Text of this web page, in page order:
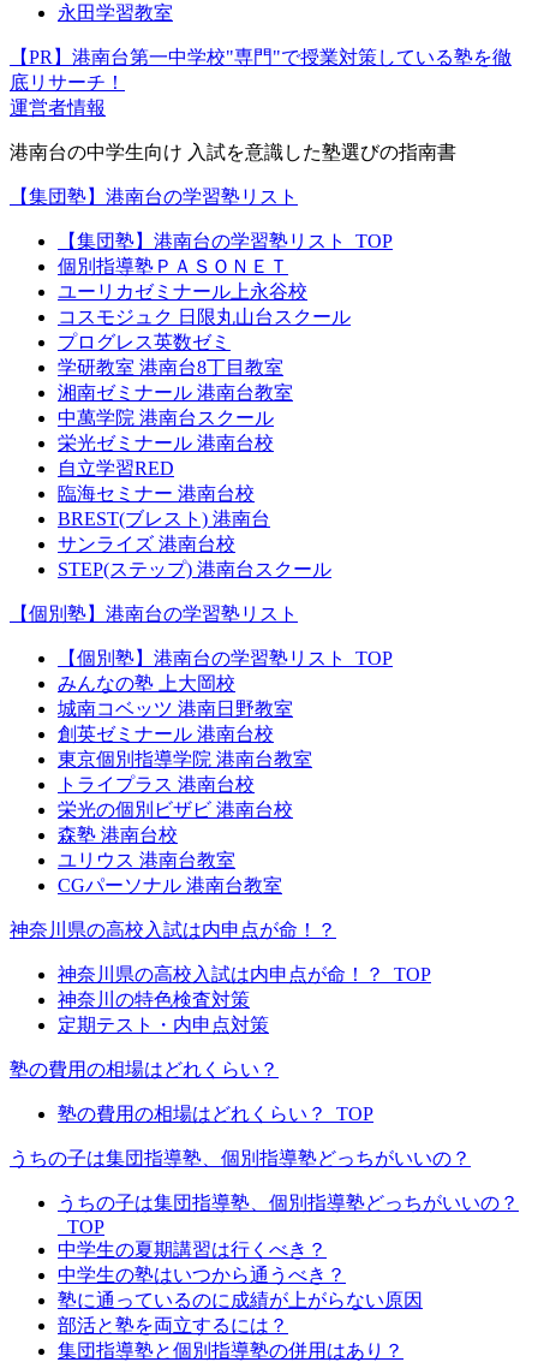
永田学習教室
【PR】港南台第一中学校"専門"で授業対策している塾を徹
底リサーチ！
運営者情報
港南台の中学生向け 入試を意識した塾選びの指南書
【集団塾】港南台の学習塾リスト
【集団塾】港南台の学習塾リスト_TOP
個別指導塾ＰＡＳＯＮＥＴ
ユーリカゼミナール上永谷校
コスモジュク 日限丸山台スクール
プログレス英数ゼミ
学研教室 港南台8丁目教室
湘南ゼミナール 港南台教室
中萬学院 港南台スクール
栄光ゼミナール 港南台校
自立学習RED
臨海セミナー 港南台校
BREST(ブレスト) 港南台
サンライズ 港南台校
STEP(ステップ) 港南台スクール
【個別塾】港南台の学習塾リスト
【個別塾】港南台の学習塾リスト_TOP
みんなの塾 上大岡校
城南コベッツ 港南日野教室
創英ゼミナール 港南台校
東京個別指導学院 港南台教室
トライプラス 港南台校
栄光の個別ビザビ 港南台校
森塾 港南台校
ユリウス 港南台教室
CGパーソナル 港南台教室
神奈川県の高校入試は内申点が命！？
神奈川県の高校入試は内申点が命！？_TOP
神奈川の特色検査対策
定期テスト・内申点対策
塾の費用の相場はどれくらい？
塾の費用の相場はどれくらい？_TOP
うちの子は集団指導塾、個別指導塾どっちがいいの？
うちの子は集団指導塾、個別指導塾どっちがいいの？
_TOP
中学生の夏期講習は行くべき？
中学生の塾はいつから通うべき？
塾に通っているのに成績が上がらない原因
部活と塾を両立するには？
集団指導塾と個別指導塾の併用はあり？